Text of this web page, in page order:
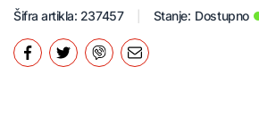
Šifra artikla: 237457 Stanje: Dostupno